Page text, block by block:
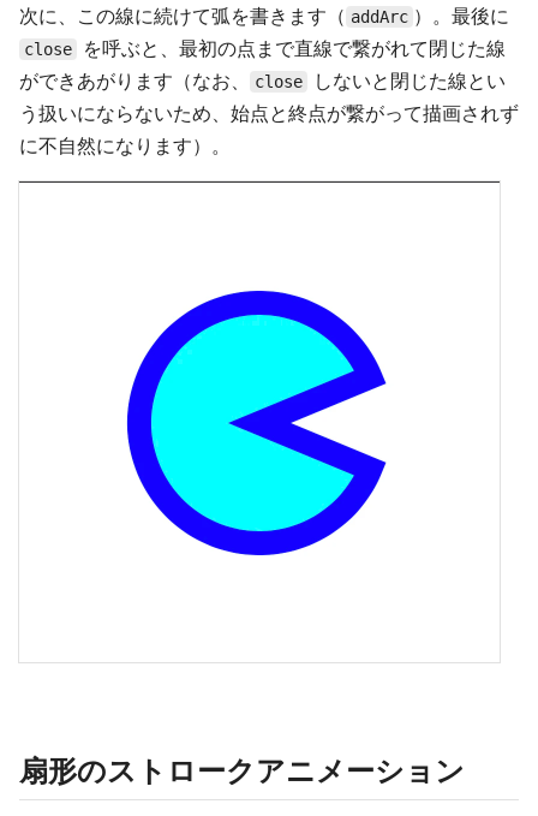
次に、この線に続けて弧を書きます（ addArc ）。最後に
close
を呼ぶと、最初の点まで直線で繋がれて閉じた線
ができあがります（なお、
close
しないと閉じた線とい
う扱いにならないため、始点と終点が繋がって描画されず
に不自然になります）。
扇形のストロークアニメーション